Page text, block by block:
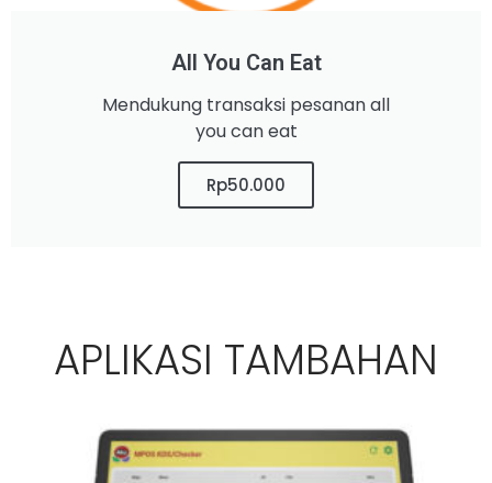
All You Can Eat
Mendukung transaksi pesanan all
you can eat
Rp50.000
APLIKASI TAMBAHAN